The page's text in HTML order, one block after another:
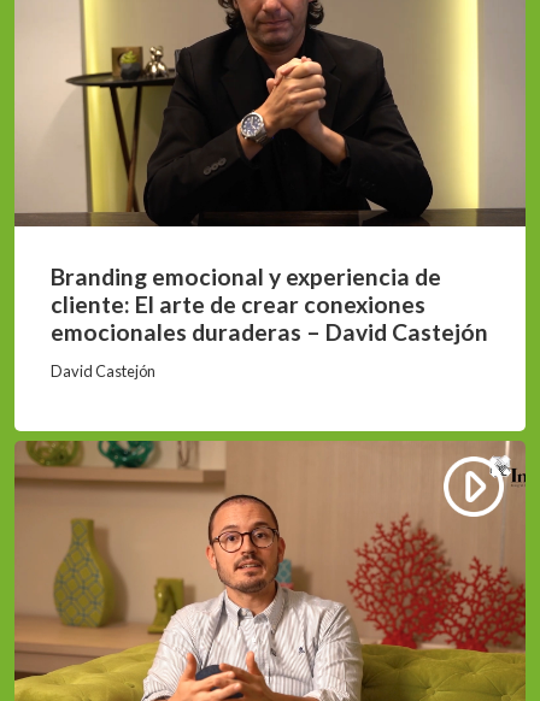
Branding emocional y experiencia de
cliente: El arte de crear conexiones
emocionales duraderas – David Castejón
David Castejón